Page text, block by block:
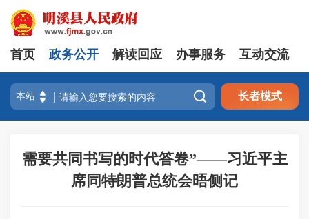
首页 政务公开 解读回应 办事服务 互动交流
 长者模式
需要共同书写的时代答卷”——习近平主
席同特朗普总统会晤侧记